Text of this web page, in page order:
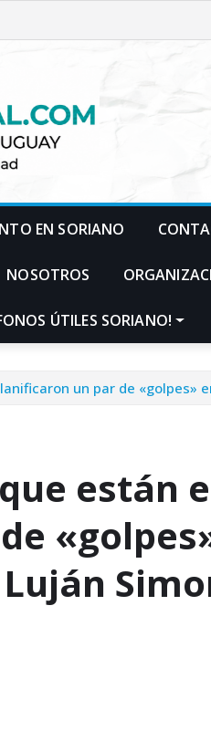
EN SORIANO
NOSOTROS
ÚTILES SORIANO!
un par de «golpes»
están